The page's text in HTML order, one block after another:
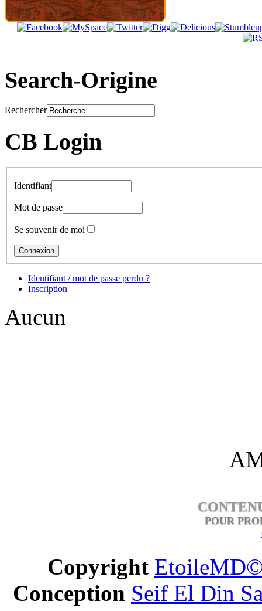
Search-Origine
Rechercher
CB Login
Identifiant
Mot de passe
Se souvenir de moi
Identifiant / mot de passe perdu ?
Inscription
Aucun
POUR
Copyright
Conception Seif El Din